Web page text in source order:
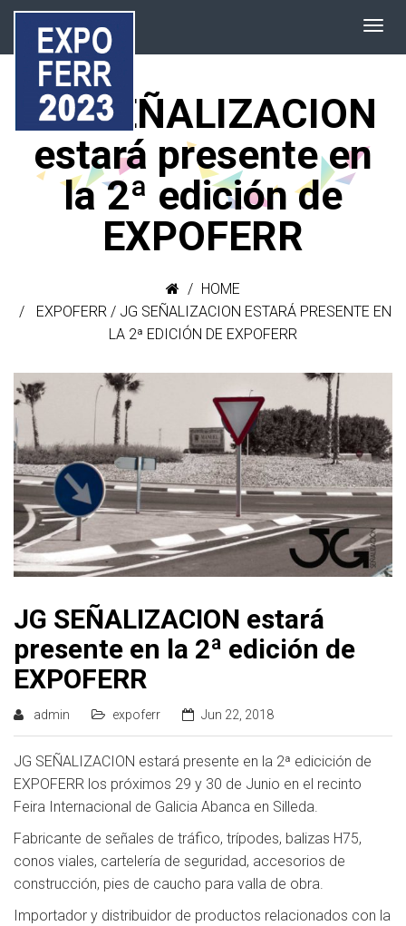
JG SEÑALIZACION
estará presente en
la 2ª edición de
EXPOFERR
HOME
EXPOFERR / JG SEÑALIZACION ESTARÁ PRESENTE EN
LA 2ª EDICIÓN DE EXPOFERR
JG SEÑALIZACION estará
presente en la 2ª edición de
EXPOFERR
admin expoferr Jun 22, 2018
JG SEÑALIZACION estará presente en la 2ª edicición de
EXPOFERR los próximos 29 y 30 de Junio en el recinto
Feira Internacional de Galicia Abanca en Silleda.
Fabricante de señales de tráfico, trípodes, balizas H75,
conos viales, cartelería de seguridad, accesorios de
construcción, pies de caucho para valla de obra.
Importador y distribuidor de productos relacionados con la